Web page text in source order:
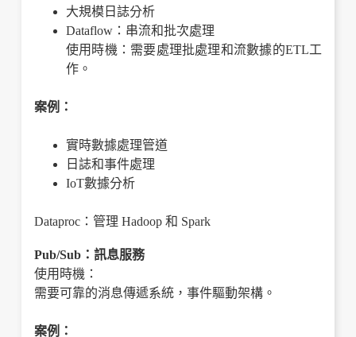
大規模日誌分析
Dataflow：串流和批次處理
使用時機：需要處理批處理和流數據的ETL工
作。
案例：
實時數據處理管道
日誌和事件處理
IoT數據分析
Dataproc：管理 Hadoop 和 Spark
Pub/Sub：訊息服務
使用時機：
需要可靠的消息傳遞系統，事件驅動架構。
案例：